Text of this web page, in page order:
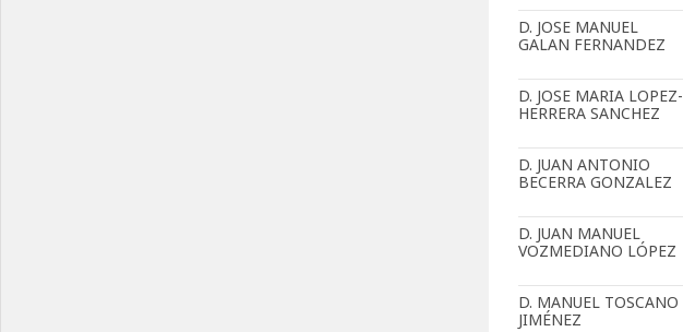
D. JOSE MANUEL
GALAN FERNANDEZ
D. JOSE MARIA LOPEZ-
HERRERA SANCHEZ
D. JUAN ANTONIO
BECERRA GONZALEZ
D. JUAN MANUEL
VOZMEDIANO LÓPEZ
D. MANUEL TOSCANO
JIMÉNEZ